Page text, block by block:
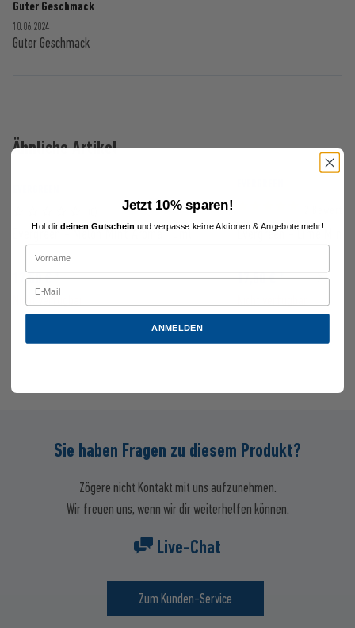
Guter Geschmack
10.06.2024
Guter Geschmack
Ähnliche Artikel
Evergreen - Melon Mint Aroma 10ml
17,50 € *
Nicht verfügbar
Evergreen - Lime Mint
17,50 € *
Sie haben Fragen zu diesem Produkt?
Zögere nicht Kontakt mit uns aufzunehmen.
Wir freuen uns, wenn wir dir weiterhelfen können.
Live-Chat
Zum Kunden-Service
Jetzt 10% sparen!
Hol dirdeinen Gutschein und verpasse keine Aktionen & Angebote mehr!
ANMELDEN